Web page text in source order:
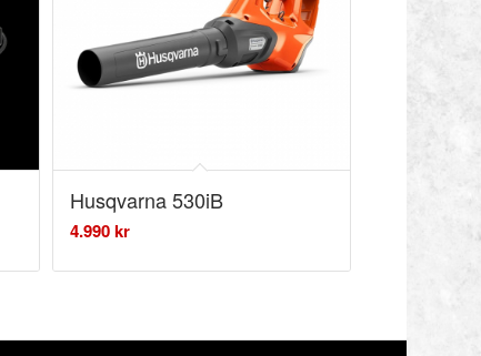
Husqvarna 530iB
4.990kr